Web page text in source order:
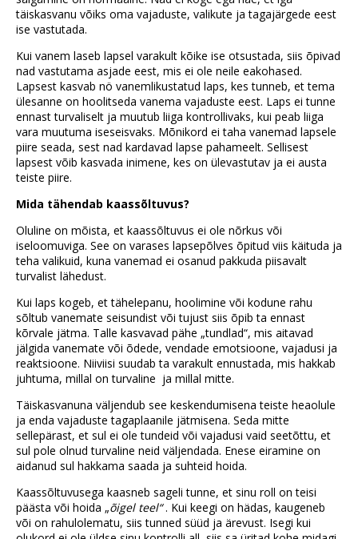
täiskasvanu võiks oma vajaduste, valikute ja tagajärgede eest
ise vastutada.
Kui vanem laseb lapsel varakult kõike ise otsustada, siis õpivad
nad vastutama asjade eest, mis ei ole neile eakohased.
Lapsest kasvab nö vanemlikustatud laps, kes tunneb, et tema
ülesanne on hoolitseda vanema vajaduste eest. Laps ei tunne
ennast turvaliselt ja muutub liiga kontrollivaks, kui peab liiga
vara muutuma iseseisvaks. Mõnikord ei taha vanemad lapsele
piire seada, sest nad kardavad lapse pahameelt. Sellisest
lapsest võib kasvada inimene, kes on ülevastutav ja ei austa
teiste piire.
Mida tähendab kaassõltuvus?
Oluline on mõista, et kaassõltuvus ei ole nõrkus või
iseloomuviga. See on varases lapsepõlves õpitud viis käituda ja
teha valikuid, kuna vanemad ei osanud pakkuda piisavalt
turvalist lähedust.
Kui laps kogeb, et tähelepanu, hoolimine või kodune rahu
sõltub vanemate seisundist või tujust siis õpib ta ennast
kõrvale jätma. Talle kasvavad pähe „tundlad“, mis aitavad
jälgida vanemate või õdede, vendade emotsioone, vajadusi ja
reaktsioone. Niiviisi suudab ta varakult ennustada, mis hakkab
juhtuma, millal on turvaline ja millal mitte.
Täiskasvanuna väljendub see keskendumisena teiste heaolule
ja enda vajaduste tagaplaanile jätmisena. Seda mitte
sellepärast, et sul ei ole tundeid või vajadusi vaid seetõttu, et
sul pole olnud turvaline neid väljendada. Enese eiramine on
aidanud sul hakkama saada ja suhteid hoida.
Kaassõltuvusega kaasneb sageli tunne, et sinu roll on teisi
päästa või hoida „õigel teel“. Kui keegi on hädas, kaugeneb
või on rahulolematu, siis tunned süüd ja ärevust. Isegi kui